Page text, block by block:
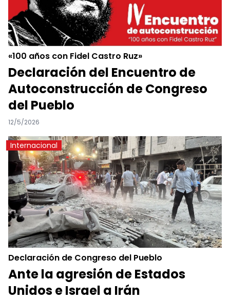
«100 años con Fidel Castro Ruz»
Declaración del Encuentro de
Autoconstrucción de Congreso
del Pueblo
12/5/2026
Internacional
Declaración de Congreso del Pueblo
Ante la agresión de Estados
Unidos e Israel a Irán